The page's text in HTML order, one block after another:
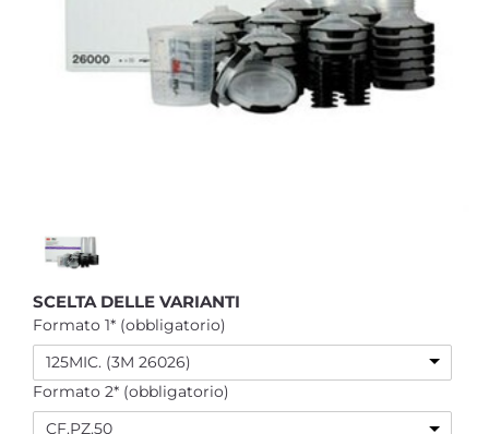
SCELTA DELLE VARIANTI
Formato 1* (obbligatorio)
125MIC. (3M 26026)
Formato 2* (obbligatorio)
CF.PZ.50